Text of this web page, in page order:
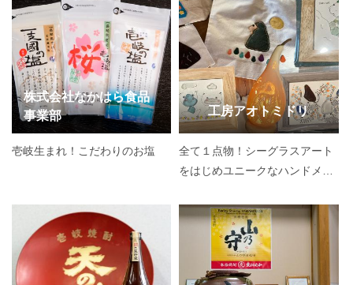
株式会社なかはら食品
事業部
壱岐生まれ！こだわりのお塩
工房アオトミドリ
全て１点物！シーグラスアート
をはじめユニークなハンドメイ